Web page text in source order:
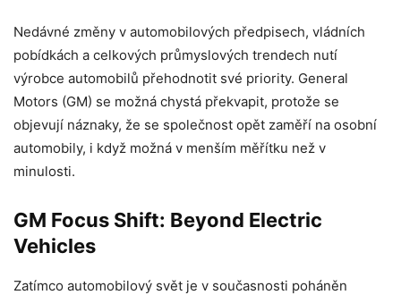
Nedávné změny v automobilových předpisech, vládních
pobídkách a celkových průmyslových trendech nutí
výrobce automobilů přehodnotit své priority. General
Motors (GM) se možná chystá překvapit, protože se
objevují náznaky, že se společnost opět zaměří na osobní
automobily, i když možná v menším měřítku než v
minulosti.
GM Focus Shift: Beyond Electric
Vehicles
Zatímco automobilový svět je v současnosti poháněn